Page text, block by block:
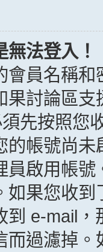
法登入！
會員名稱
果討論區
先按照您
的帳號尚
員啟用帳
如果您收
到 e-mail
而過濾掉